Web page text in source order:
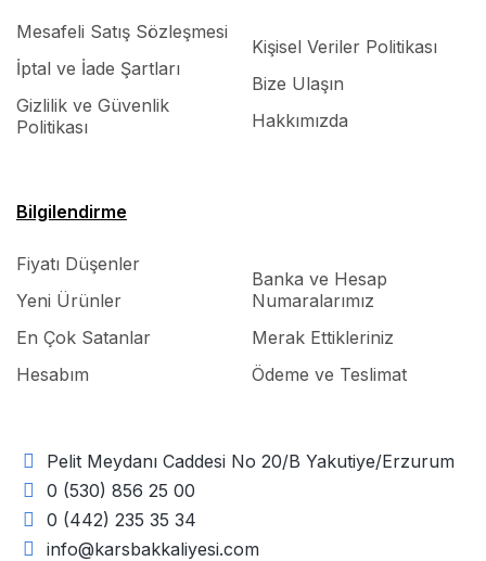
Mesafeli Satış Sözleşmesi
İptal ve İade Şartları
Gizlilik ve Güvenlik
Politikası
Kişisel Veriler Politikası
Bize Ulaşın
Hakkımızda
Bilgilendirme
Fiyatı Düşenler
Yeni Ürünler
En Çok Satanlar
Hesabım
Banka ve Hesap
Numaralarımız
Merak Ettikleriniz
Ödeme ve Teslimat
Pelit Meydanı Caddesi No 20/B Yakutiye/Erzurum
0 (530) 856 25 00
0 (442) 235 35 34
info@karsbakkaliyesi.com